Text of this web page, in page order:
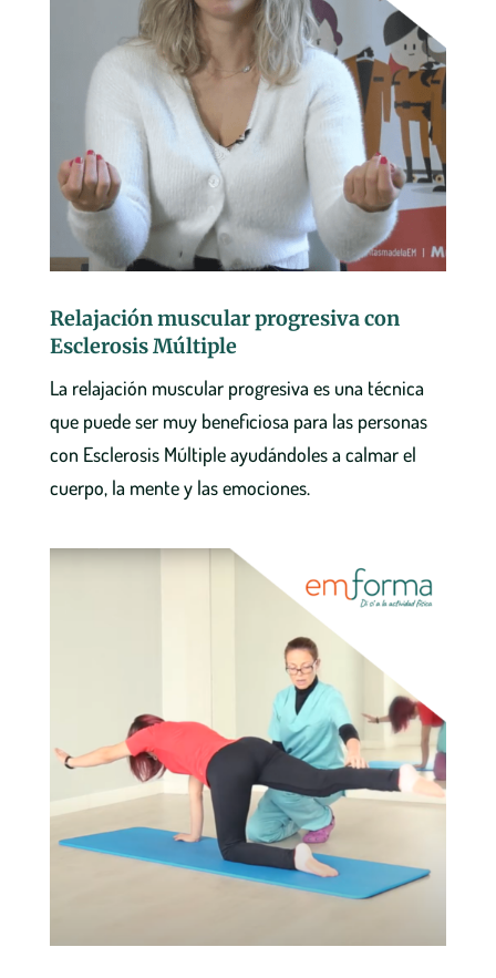
Relajación muscular progresiva con
Esclerosis Múltiple
La relajación muscular progresiva es una técnica
que puede ser muy beneficiosa para las personas
con Esclerosis Múltiple ayudándoles a calmar el
cuerpo, la mente y las emociones.